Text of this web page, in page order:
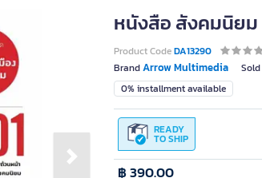
Next slide
หนังสือ สังคมนิยม
Product CodeDA13290
BrandArrow Multimedia
0% installment available
READY
TO SHIP
฿ 390.00